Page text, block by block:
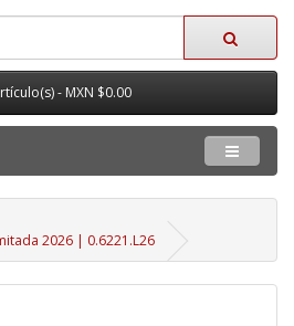
- MXN $0.00
2026 | 0.6221.L26